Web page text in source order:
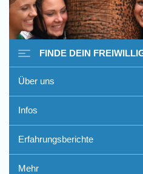
-
FINDE DEIN
Über uns
Infos
Erfahrungsberichte
Mehr